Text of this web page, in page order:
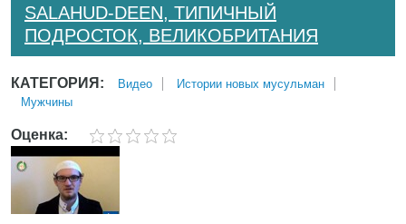
SALAHUD-DEEN, ТИПИЧНЫЙ
ПОДРОСТОК, ВЕЛИКОБРИТАНИЯ
КАТЕГОРИЯ: Bидео
Истории новых мусульман
Мужчины
Оценка: